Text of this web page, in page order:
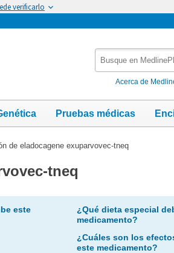
verificarlo
MedlinePlus
Acerca de
Pruebas médicas
de eladocagene exuparvovec-tneq
tneq
este
¿Qué dieta especial
medicamento?
¿Cuáles son los
este medicamento?